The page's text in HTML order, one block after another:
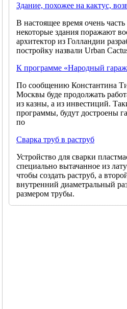
Здание, похожее на кактус,
В настоящее время очень
некоторые здания поражают
архитектор из Голландии
постройку назвали Urban
К программе «Народный
По сообщению Константина
Москвы буде продолжать
из казны, а из инвестиций.
программы, будут достроены
по
Сварка труб в раструб
Устройство для сварки
специально вытачанное из
чтобы создать раструб, а
внутренний диаметральный
размером трубы.